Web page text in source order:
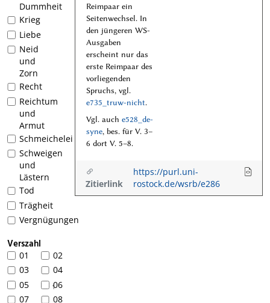
Dummheit
Krieg
Liebe
Neid
und
Zorn
Recht
Reichtum
und
Armut
Schmeichelei
Schweigen
und
Lästern
Tod
Trägheit
Vergnügungen
Verszahl
01
02
03
04
05
106
07
08
Reimpaar ein
Seitenwechsel. In
den jüngeren WS-
Ausgaben
erscheint nur das
erste Reimpaar des
vorliegenden
Spruchs, vgl.
e735_truw-nicht.
Vgl. auch e528_de-
syne, bes. für V. 3–
6 dort V. 5–8.
Zitierlink
https://purl.uni-
rostock.de/wsrb/e286